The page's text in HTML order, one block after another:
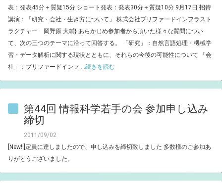
表：発表45分＋質疑15分 ショート発表：発表30分＋質疑10分 9月17日 招待
講演：「研究・会社・生き方について」 株式会社プリファードインフラスト
ラクチャー 岡野原 大輔} あらかじめ参加者から頂いた様々な質問につい
て、次の三つのテーマに沿って回答する。 「研究」：自然言語処理・機械学
習・データ解析に関する現状とともに、それらの今後の可能性について 「会
社」：プリファードインフ ...続きを読む
第44回 情報科学若手の会 参加申し込み
締切
2011/09/02
[New!!]定員に達しましたので、申し込みを締切致しました 多数様のご参加あ
りがとうございました。